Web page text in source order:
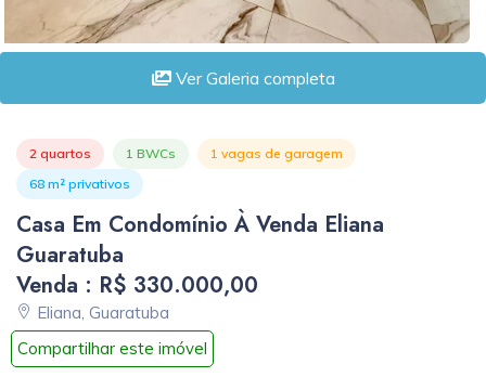
Ver Galeria completa
2 quartos 1 BWCs
1 vagas de garagem
68 m² privativos
Casa Em Condomínio À Venda Eliana
Guaratuba
Venda : R$ 330.000,00
Eliana, Guaratuba
Compartilhar este imóvel